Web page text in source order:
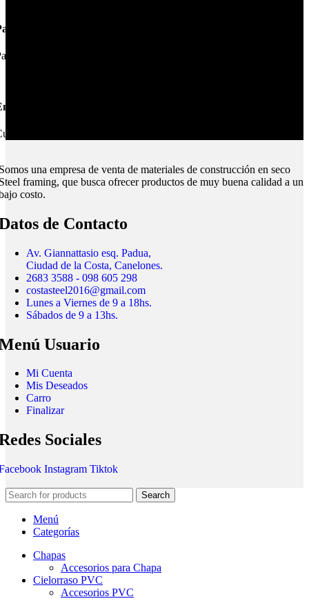
Seguros.
online en nuestra web.
Montevideo e Interior.
todo el país.
una empresa de venta de materiales de construcción en seco
framing, que busca ofrecer productos de muy buena calidad a un
costo.
de Contacto
Av. Giannattasio esq. Padua,
Ciudad de la Costa, Canelones.
2683 3588 - 098 605 298
costasteel2016@gmail.com
Lunes a Viernes de 9 a 18hs.
Sábados de 9 a 13hs.
Usuario
Mi Cuenta
Mis Deseados
Carro
Finalizar
Sociales
Instagram Tiktok
Search
Menú
Categorías
Chapas
Accesorios para Chapa
Cielorraso PVC
Accesorios PVC